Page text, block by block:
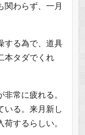
関わらず、一月
する為で、道具
本タダでくれ
常に疲れる。
いる。来月新し
するらしい。